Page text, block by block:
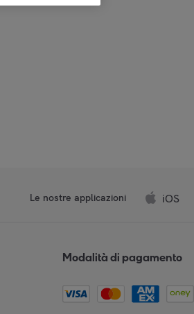
Le nostre applicazioni iOS
Modalità di pagamento